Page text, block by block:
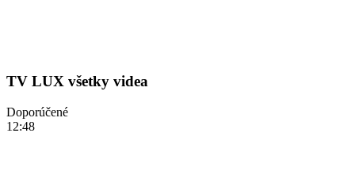
TV LUX všetky videa
Doporúčené
12:48